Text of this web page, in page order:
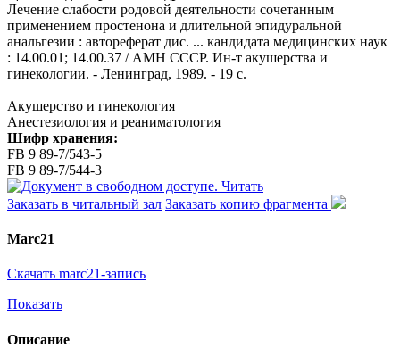
Лечение слабости родовой деятельности сочетанным
применением простенона и длительной эпидуральной
анальгезии : автореферат дис. ... кандидата медицинских наук
: 14.00.01; 14.00.37 / АМН СССР. Ин-т акушерства и
гинекологии. - Ленинград, 1989. - 19 с.
Акушерство и гинекология
Анестезиология и реаниматология
Шифр хранения:
FB 9 89-7/543-5
FB 9 89-7/544-3
Читать
Заказать в читальный зал Заказать копию фрагмента
Marc21
Скачать marc21-запись
Показать
Описание